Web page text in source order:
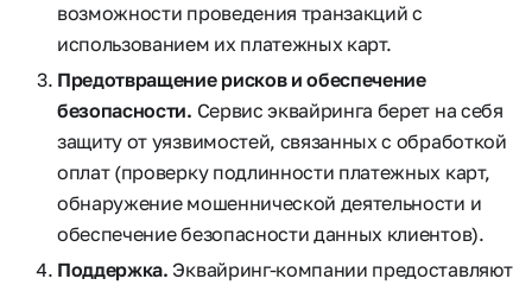
возможности проведения транзакций с
использованием их платежных карт.
Предотвращение рисков и обеспечение
безопасности. Сервис эквайринга берет на себя
защиту от уязвимостей, связанных с обработкой
оплат (проверку подлинности платежных карт,
обнаружение мошеннической деятельности и
обеспечение безопасности данных клиентов).
Поддержка. Эквайринг-компании предоставляют